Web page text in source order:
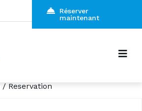
Réserver
maintenant
/ Reservation